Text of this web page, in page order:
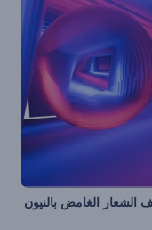
الشعار الغامض بالنيون